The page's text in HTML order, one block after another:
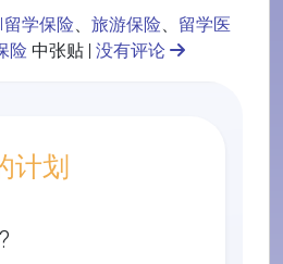
留学保险、 旅游保险、 留学医
险 中张贴 | 没有评论
计划